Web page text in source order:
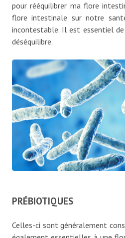
pour rééquilibrer ma flore
flore intestinale sur notre
incontestable. Il est essentiel de
déséquilibre.
PRÉBIOTIQUES
Celles-ci sont généralement